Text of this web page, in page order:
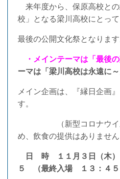
来年度から、保原高校と
校」となる梁川高校にとって
最後の公開文化祭となります
・メインテーマは「最
ーマは「梁川高校は永遠に～
メイン企画は、『縁日企画
す。
（新型コロナウイル
め、飲食の提供はありません
日 時 １１月３日（木
５ （最終入場 １３：４５